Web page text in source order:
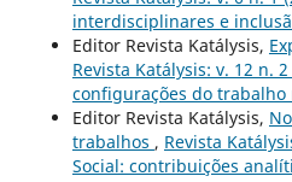
interdisciplinares e
Editor Revista Katálysis,
Revista Katálysis: v. 12 n.
configurações do
Editor Revista Katálysis,
trabalhos , Revista
Social: contribuições